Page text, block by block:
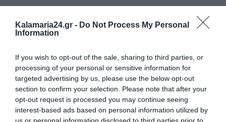
Kalamaria24.gr - Do Not Process My Personal
Information
If you wish to opt-out of the sale, sharing to third parties, or
processing of your personal or sensitive information for
targeted advertising by us, please use the below opt-out
section to confirm your selection. Please note that after your
opt-out request is processed you may continue seeing
interest-based ads based on personal information utilized by
us or personal information disclosed to third parties prior to